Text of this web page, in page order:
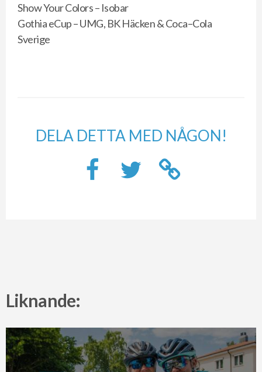
Show Your Colors – Isobar
Gothia eCup – UMG, BK Häcken & Coca–Cola
Sverige
DELA DETTA MED NÅGON!
Liknande: